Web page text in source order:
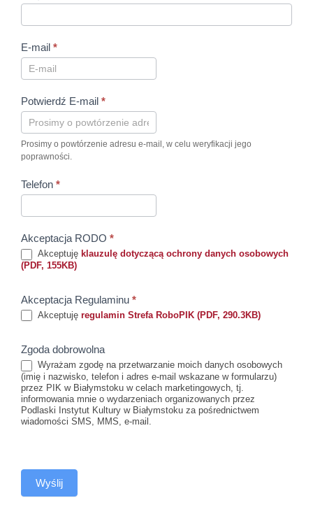
E-mail *
Potwierdź E-mail *
Prosimy o powtórzenie adresu e-mail, w celu weryfikacji jego
poprawności.
Telefon *
Akceptacja RODO *
Akceptuję klauzulę dotyczącą ochrony danych osobowych
(PDF, 155KB)
Akceptacja Regulaminu *
Akceptuję regulamin Strefa RoboPIK (PDF, 290.3KB)
Zgoda dobrowolna
Wyrażam zgodę na przetwarzanie moich danych osobowych
(imię i nazwisko, telefon i adres e-mail wskazane w formularzu)
przez PIK w Białymstoku w celach marketingowych, tj.
informowania mnie o wydarzeniach organizowanych przez
Podlaski Instytut Kultury w Białymstoku za pośrednictwem
wiadomości SMS, MMS, e-mail.
Wyślij